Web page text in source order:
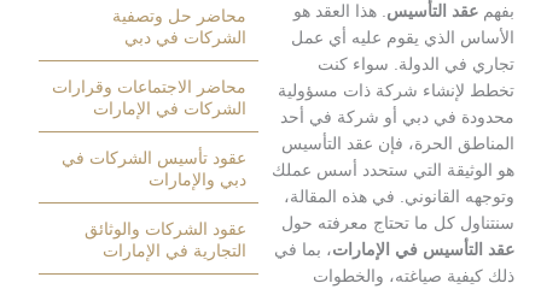
التأسيس. هذا العقد هو
الذي يقوم عليه أي عمل
الدولة. سواء كنت
شركة ذات مسؤولية
في دبي أو شركة في أحد
الحرة، فإن عقد التأسيس
التي ستحدد أسس عملك
في هذه المقالة،
كل ما تحتاج معرفته حول
في الإمارات، بما في
صياغته، والخطوات
محاضر حل وتصفية
الشركات في دبي
محاضر الاجتماعات وقرارات
الشركات في الإمارات
عقود تأسيس الشركات في
دبي والإمارات
عقود الشركات والوثائق
التجارية في الإمارات